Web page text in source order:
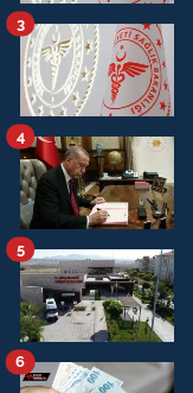
3
4
5
6